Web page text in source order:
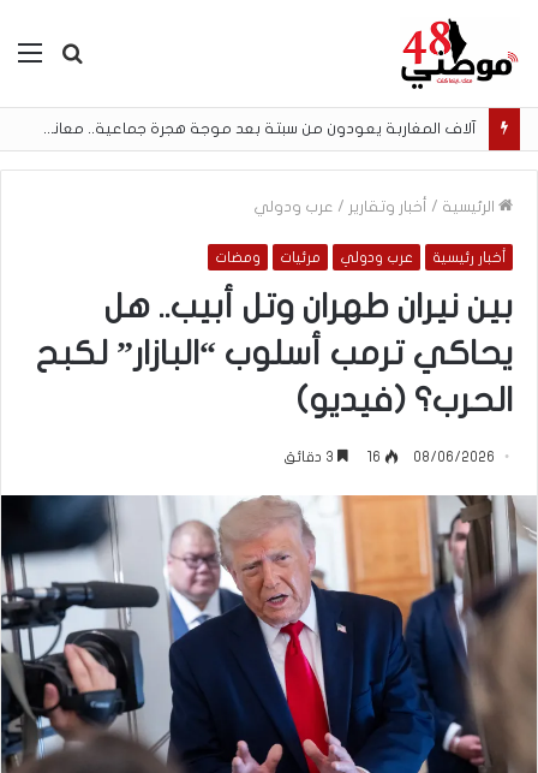
بحث
الرئيسية / أخبار وتقارير / عرب ودولي
أخبار رئيسية عرب ودولي مرئيات ومضات
بين نيران طهران وتل أبيب.. هل
يحاكي ترمب أسلوب “البازار” لكبح
الحرب؟ (فيديو)
08/06/2026
16